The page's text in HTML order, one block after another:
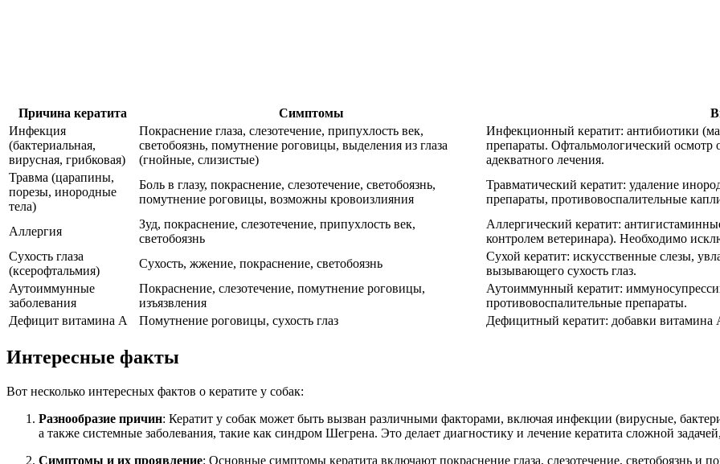
Причина кератита Симптомы
Инфекция
(бактериальная,
вирусная, грибковая)
Покраснение глаза, слезотечение, припухлость век,
светобоязнь, помутнение роговицы, выделения из глаза
(гнойные, слизистые)
Инфекционный кератит: антибиотики
препараты. Офтальмологический осмотр
адекватного лечения.
Травма (царапины,
порезы, инородные
тела)
Боль в глазу, покраснение, слезотечение, светобоязнь,
помутнение роговицы, возможны кровоизлияния
Травматический кератит: удаление
препараты, противовоспалительные
Аллергия
Зуд, покраснение, слезотечение, припухлость век,
светобоязнь
Аллергический кератит:
контролем ветеринара). Необходимо
Сухость глаза
(ксерофтальмия)
Сухость, жжение, покраснение, светобоязнь
Сухой кератит: искусственные слезы,
вызывающего сухость глаз.
Аутоиммунные
заболевания
Покраснение, слезотечение, помутнение роговицы,
изъязвления
Аутоиммунный кератит:
противовоспалительные препараты.
Дефицит витамина А
Помутнение роговицы, сухость глаз Дефицитный кератит: добавки витамина
Интересные факты
Вот несколько интересных фактов о кератите у собак:
Разнообразие причин: Кератит у собак может быть вызван различными факторами, включая инфекции (вирусные,
а также системные заболевания, такие как синдром Шегрена. Это делает диагностику и лечение кератита сложной
Симптомы и их проявление: Основные симптомы кератита включают покраснение глаза, слезотечение, светобоязнь и